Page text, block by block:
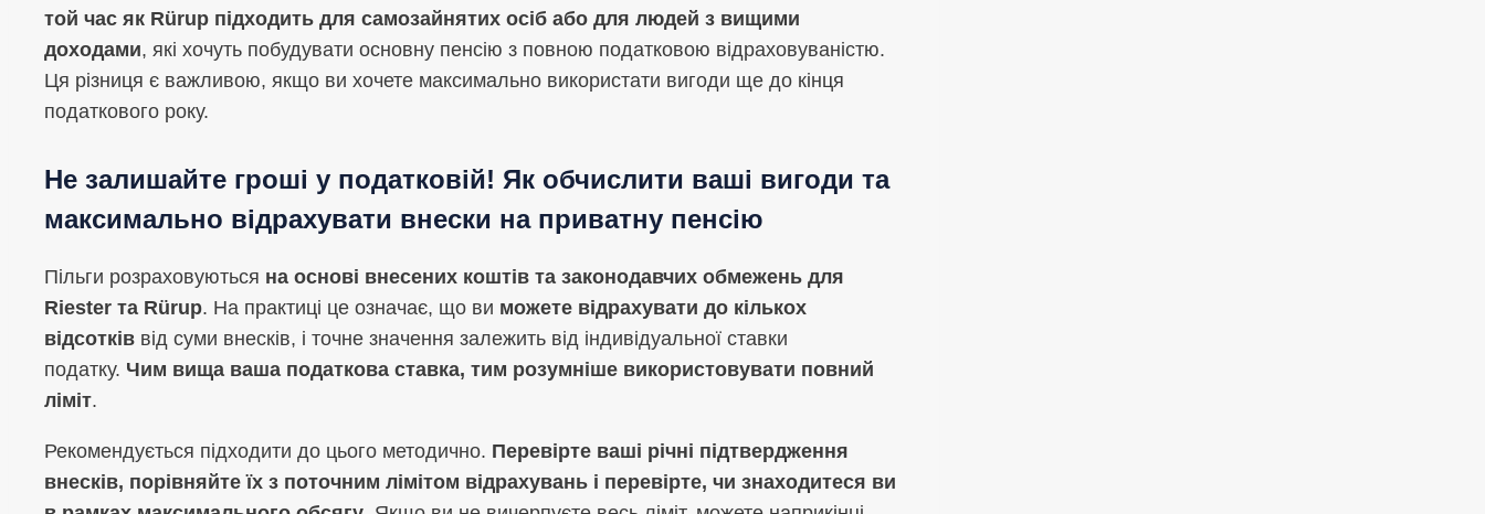
той час як Rürup підходить для самозайнятих осіб або для людей з вищими
доходами, які хочуть побудувати основну пенсію з повною податковою відраховуваністю.
Ця різниця є важливою, якщо ви хочете максимально використати вигоди ще до кінця
податкового року.
Не залишайте гроші у податковій! Як обчислити ваші вигоди та
максимально відрахувати внески на приватну пенсію
Пільги розраховуються на основі внесених коштів та законодавчих обмежень для
Riester та Rürup. На практиці це означає, що ви можете відрахувати до кількох
відсотків від суми внесків, і точне значення залежить від індивідуальної ставки
податку. Чим вища ваша податкова ставка, тим розумніше використовувати повний
ліміт.
Рекомендується підходити до цього методично. Перевірте ваші річні підтвердження
внесків, порівняйте їх з поточним лімітом відрахувань і перевірте, чи знаходитеся ви